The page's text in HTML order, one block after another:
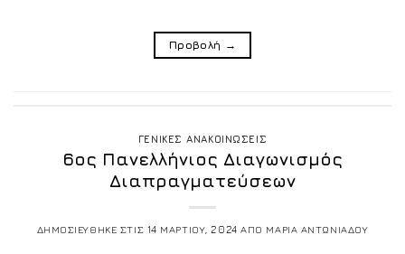
Προβολή →
ΓΕΝΙΚΕΣ ΑΝΑΚΟΙΝΩΣΕΙΣ
6ος Πανελλήνιος Διαγωνισμός
Διαπραγματεύσεων
ΔΗΜΟΣΙΕΥΘΗΚΕ ΣΤΙΣ 14 ΜΑΡΤΙΟΥ, 2024 ΑΠΟ ΜΑΡΙΑ ΑΝΤΩΝΙΑΔΟΥ